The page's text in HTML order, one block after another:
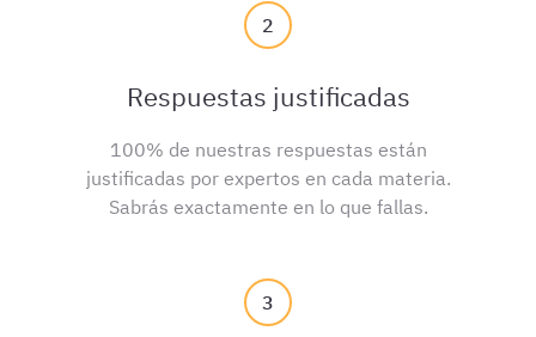
2
Respuestas justificadas
100% de nuestras respuestas están
justificadas por expertos en cada materia.
Sabrás exactamente en lo que fallas.
3